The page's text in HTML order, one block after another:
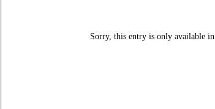
Sorry, this entry is only available in